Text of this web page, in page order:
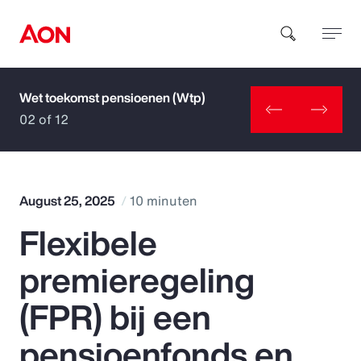
How can we help you?
Popular Searches
Insurance
Benefits
Wet toekomst pensioenen (Wtp)
02 of 12
August 25, 2025 10 minuten
Flexibele
premieregeling
(FPR) bij een